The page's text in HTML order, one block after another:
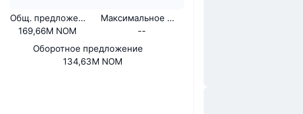
Общ. предложение
169,66M NOM
Максимальное предложение
--
Оборотное предложение
134,63M NOM